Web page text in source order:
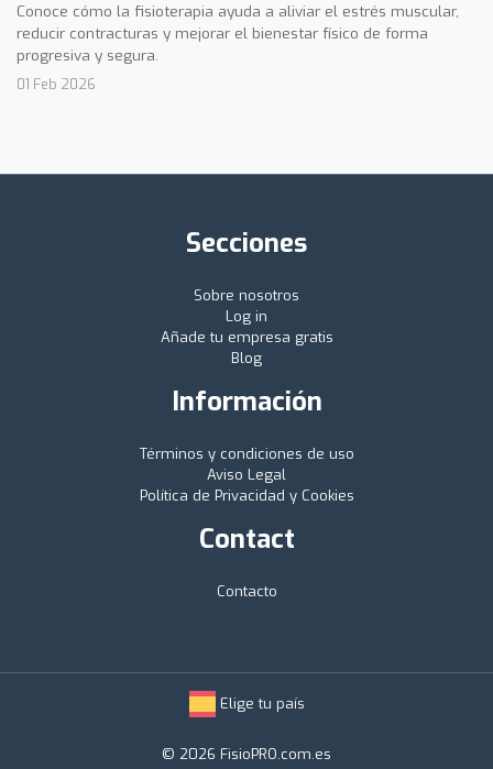
Conoce cómo la fisioterapia ayuda a aliviar el estrés muscular,
reducir contracturas y mejorar el bienestar físico de forma
progresiva y segura.
01 Feb 2026
Secciones
Sobre nosotros
Log in
Añade tu empresa gratis
Blog
Información
Términos y condiciones de uso
Aviso Legal
Política de Privacidad y Cookies
Contact
Contacto
Elige tu país
© 2026 FisioPRO.com.es